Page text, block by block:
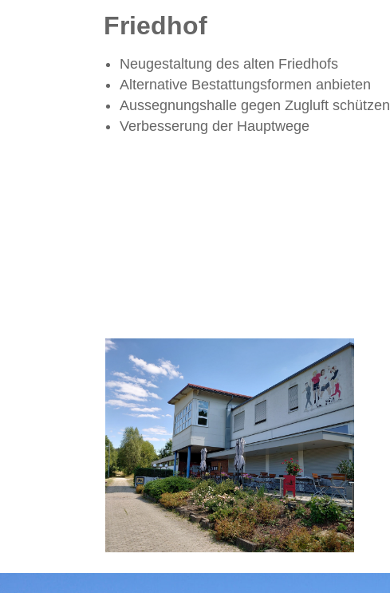
Friedhof
Neugestaltung des alten Friedhofs
Alternative Bestattungsformen anbieten
Aussegnungshalle gegen Zugluft schützen
Verbesserung der Hauptwege